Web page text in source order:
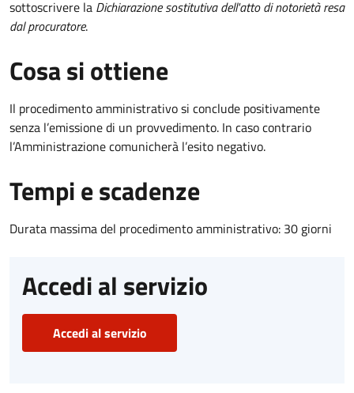
sottoscrivere la Dichiarazione sostitutiva dell'atto di notorietà resa
dal procuratore.
Cosa si ottiene
Il procedimento amministrativo si conclude positivamente
senza l’emissione di un provvedimento. In caso contrario
l’Amministrazione comunicherà l’esito negativo.
Tempi e scadenze
Durata massima del procedimento amministrativo: 30 giorni
Accedi al servizio
Accedi al servizio